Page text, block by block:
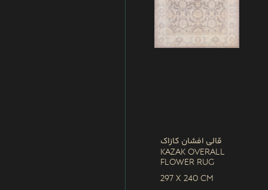
قالی افشان کازاک
Kazak Overall
Flower Rug
297 x 240 CM